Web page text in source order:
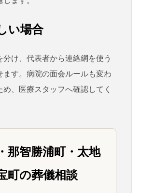
い場合
分け、代表者から連絡網を使う
ます。病院の面会ルールも変わ
め、医療スタッフへ確認してく
那智勝浦町・太地
町の葬儀相談